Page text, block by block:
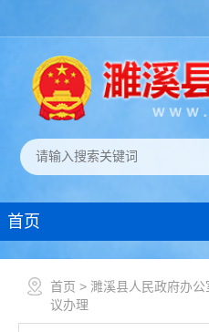
首页
首页 > 濉溪县人民政府办公
议办理